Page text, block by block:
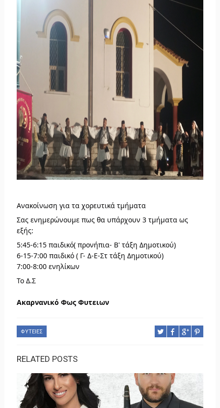
Ανακοίνωση για τα χορευτικά τμήματα
Σας ενημερώνουμε πως θα υπάρχουν 3 τμήματα ως
εξής:
5:45-6:15 παιδικό( προνήπια- Β' τάξη Δημοτικού)
6-15-7:00 παιδικό ( Γ- Δ-Ε-Στ τάξη Δημοτικού)
7:00-8:00 ενηλίκων
Το Δ.Σ
Ακαρνανικό Φως Φυτειων
ΦΥΤΕΙΕΣ
RELATED POSTS